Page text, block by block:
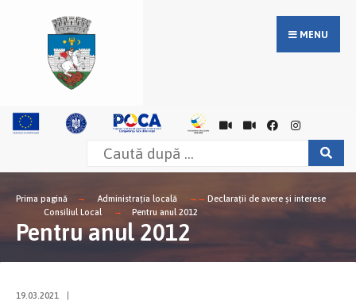
MENU
Prima pagină Administrația locală
Declarații de avere și interese
Consiliul Local
Pentru anul 2012
Pentru anul 2012
19.03.2021